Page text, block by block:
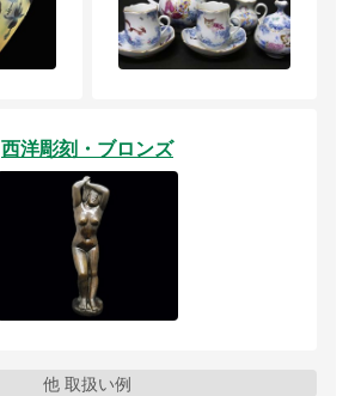
西洋彫刻・ブロンズ
他 取扱い例